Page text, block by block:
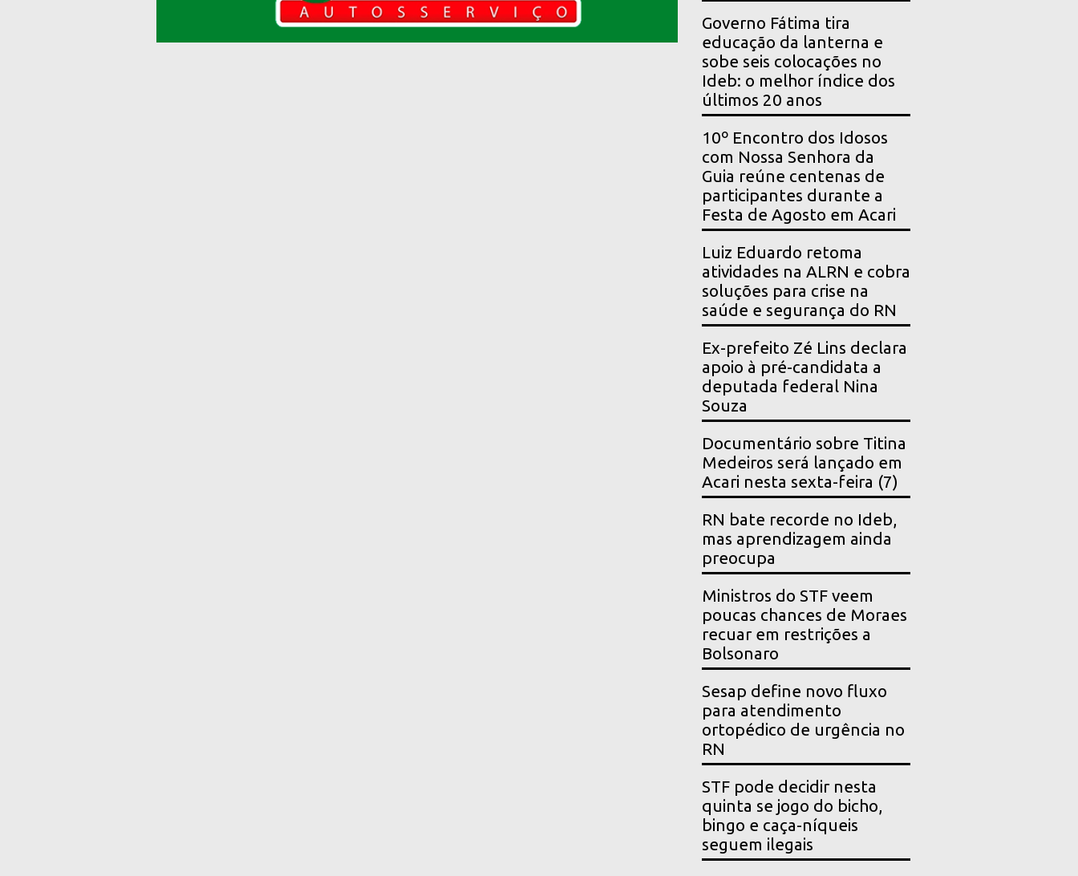
Governo Fátima tira
educação da lanterna e
sobe seis colocações no
Ideb: o melhor índice dos
últimos 20 anos
10º Encontro dos Idosos
com Nossa Senhora da
Guia reúne centenas de
participantes durante a
Festa de Agosto em Acari
Luiz Eduardo retoma
atividades na ALRN e cobra
soluções para crise na
saúde e segurança do RN
Ex-prefeito Zé Lins declara
apoio à pré-candidata a
deputada federal Nina
Souza
Documentário sobre Titina
Medeiros será lançado em
Acari nesta sexta-feira (7)
RN bate recorde no Ideb,
mas aprendizagem ainda
preocupa
Ministros do STF veem
poucas chances de Moraes
recuar em restrições a
Bolsonaro
Sesap define novo fluxo
para atendimento
ortopédico de urgência no
RN
STF pode decidir nesta
quinta se jogo do bicho,
bingo e caça-níqueis
seguem ilegais